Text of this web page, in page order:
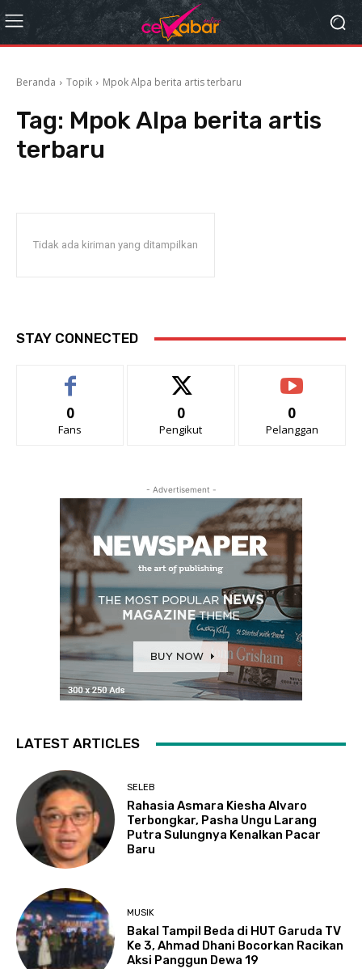
Beranda Topik Mpok Alpa berita artis terbaru
Tag: Mpok Alpa berita artis
terbaru
Tidak ada kiriman yang ditampilkan
STAY CONNECTED
0
Fans
0
Pengikut
0
Pelanggan
- Advertisement -
LATEST ARTICLES
SELEB
Rahasia Asmara Kiesha Alvaro
Terbongkar, Pasha Ungu Larang
Putra Sulungnya Kenalkan Pacar
Baru
MUSIK
Bakal Tampil Beda di HUT Garuda TV
Ke 3, Ahmad Dhani Bocorkan Racikan
Aksi Panggun Dewa 19